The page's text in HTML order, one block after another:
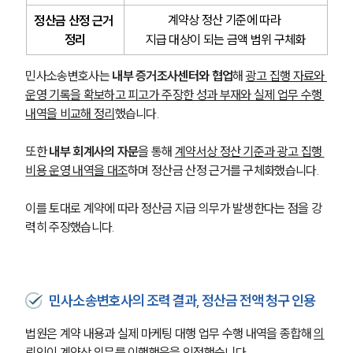
정산금 산정 근거
정리
계약상 정산 기준에 따라
지급 대상이 되는 금액 범위 구체화
민사소송변호사는 내부 증거조사센터와 협업해 광고 집행 자료와
운영 기록을 확보하고 피고가 주장한 성과 부재와 실제 업무 수행
내역을 비교해 정리 했습니다.
또한 내부 회계사의 자문을 통해 계약서상 정산 기준과 광고 집행
비용 운영 내역을 대조하며 정산금 산정 근거를 구체화했습니다.
이를 토대로 계약에 따라 정산금 지급 의무가 발생한다는 점을 강
력히 주장했습니다.
민사소송변호사의 조력 결과, 정산금 전액 청구 인용
법원은 계약 내용과 실제 마케팅 대행 업무 수행 내역을 종합해 의